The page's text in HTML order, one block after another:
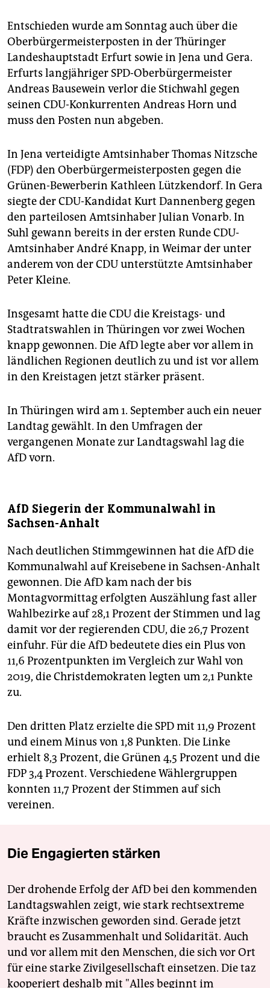
Entschieden wurde am Sonntag auch über die
Oberbürgermeisterposten in der Thüringer
Landeshauptstadt Erfurt sowie in Jena und Gera.
Erfurts langjähriger SPD-Oberbürgermeister
Andreas Bausewein verlor die Stichwahl gegen
seinen CDU-Konkurrenten Andreas Horn und
muss den Posten nun abgeben.
In Jena verteidigte Amtsinhaber Thomas Nitzsche
(FDP) den Oberbürgermeisterposten gegen die
Grünen-Bewerberin Kathleen Lützkendorf. In Gera
siegte der CDU-Kandidat Kurt Dannenberg gegen
den parteilosen Amtsinhaber Julian Vonarb. In
Suhl gewann bereits in der ersten Runde CDU-
Amtsinhaber André Knapp, in Weimar der unter
anderem von der CDU unterstützte Amtsinhaber
Peter Kleine.
Insgesamt hatte die CDU die Kreistags- und
Stadtratswahlen in Thüringen vor zwei Wochen
knapp gewonnen. Die AfD legte aber vor allem in
ländlichen Regionen deutlich zu und ist vor allem
in den Kreistagen jetzt stärker präsent.
In Thüringen wird am 1. September auch ein neuer
Landtag gewählt. In den Umfragen der
vergangenen Monate zur Landtagswahl lag die
AfD vorn.
AfD Siegerin der Kommunalwahl in
Sachsen-Anhalt
Nach deutlichen Stimmgewinnen hat die AfD die
Kommunalwahl auf Kreisebene in Sachsen-Anhalt
gewonnen. Die AfD kam nach der bis
Montagvormittag erfolgten Auszählung fast aller
Wahlbezirke auf 28,1 Prozent der Stimmen und lag
damit vor der regierenden CDU, die 26,7 Prozent
einfuhr. Für die AfD bedeutete dies ein Plus von
11,6 Prozentpunkten im Vergleich zur Wahl von
2019, die Christdemokraten legten um 2,1 Punkte
zu.
Den dritten Platz erzielte die SPD mit 11,9 Prozent
und einem Minus von 1,8 Punkten. Die Linke
erhielt 8,3 Prozent, die Grünen 4,5 Prozent und die
FDP 3,4 Prozent. Verschiedene Wählergruppen
konnten 11,7 Prozent der Stimmen auf sich
vereinen.
Die Engagierten stärken
Der drohende Erfolg der AfD bei den kommenden
Landtagswahlen zeigt, wie stark rechtsextreme
Kräfte inzwischen geworden sind. Gerade jetzt
braucht es Zusammenhalt und Solidarität. Auch
und vor allem mit den Menschen, die sich vor Ort
für eine starke Zivilgesellschaft einsetzen. Die taz
kooperiert deshalb mit "Alles beginnt im